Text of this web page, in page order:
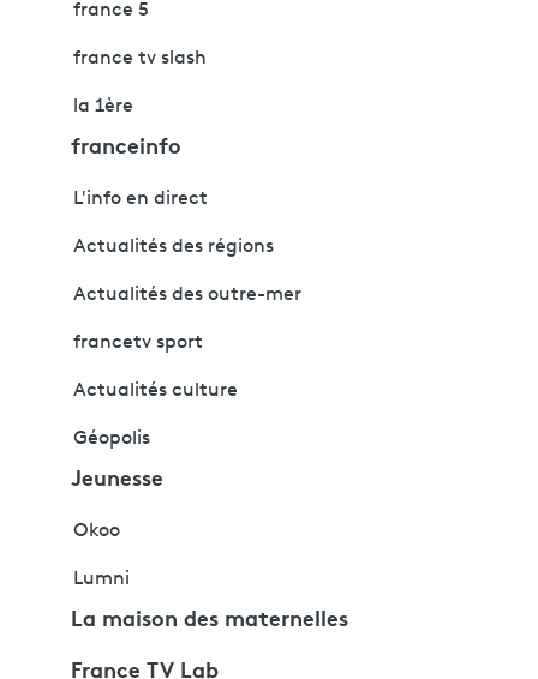
france 5
france tv slash
la 1ère
franceinfo
L'info en direct
Actualités des régions
Actualités des outre-mer
francetv sport
Actualités culture
Géopolis
Jeunesse
Okoo
Lumni
La maison des maternelles
France TV Lab